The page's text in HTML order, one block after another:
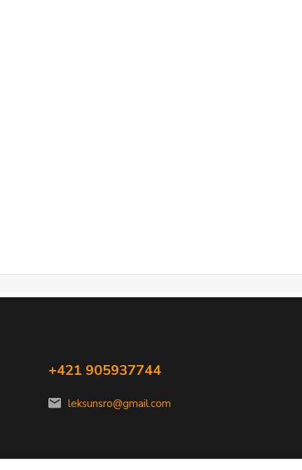
+421 905937744
leksunsro@gmail.com